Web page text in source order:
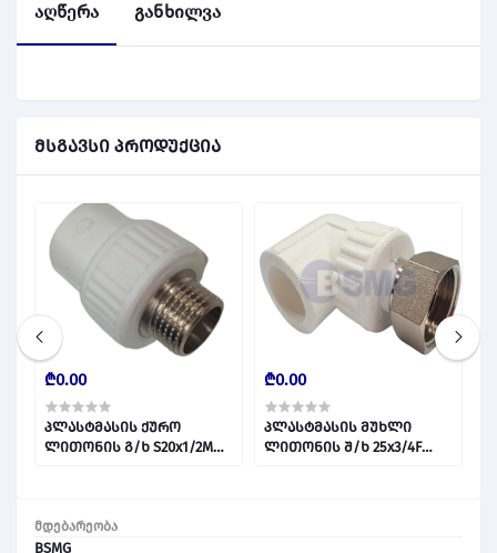
მდებარეობა
BSMG
აღწერა განხილვა
მსგავსი პროდუქცია
₾0.00
პლასტმასის ქურო
ლითონის გ/ხ S20x1/2M
₾0.00
პლასტმასის მუხლი
ლითონის შ/ხ 25x3/4F